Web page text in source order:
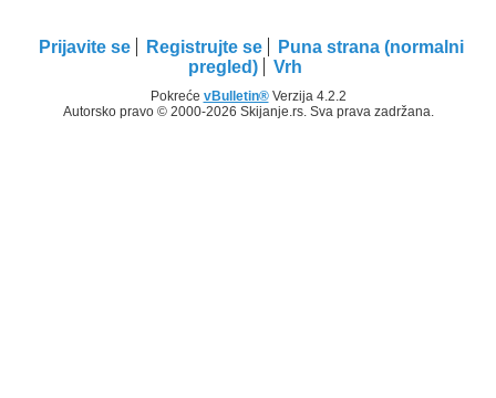
Prijavite se Registrujte se
Puna strana (normalni
pregled)
Vrh
Pokreće vBulletin®Verzija 4.2.2
Autorsko pravo © 2000-2026 Skijanje.rs. Sva prava zadržana.